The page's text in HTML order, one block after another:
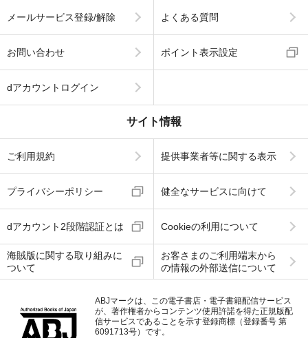
メールサービス登録/解除 よくある質問
お問い合わせ ポイント表示設定
dアカウントログイン
サイト情報
ご利用規約 提供事業者等に関する表示
プライバシーポリシー 健全なサービスに向けて
dアカウント2段階認証とは Cookieの利用について
海賊版に関する取り組みに
ついて
お客さまのご利用端末から
の情報の外部送信について
ABJマークは、この電子書店・電子書籍配信サービス
が、著作権者からコンテンツ使用許諾を得た正規版配
信サービスであることを示す登録商標（登録番号 第
6091713号）です。